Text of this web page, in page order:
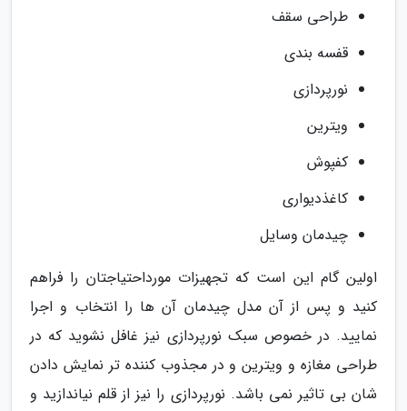
طراحی سقف
قفسه بندی
نورپردازی
ویترین
کفپوش
کاغذدیواری
چیدمان وسایل
اولین گام این است که تجهیزات مورداحتیاجتان را فراهم
کنید و پس از آن مدل چیدمان آن ها را انتخاب و اجرا
نمایید. در خصوص سبک نورپردازی نیز غافل نشوید که در
طراحی مغازه و ویترین و در مجذوب کننده تر نمایش دادن
شان بی تاثیر نمی باشد. نورپردازی را نیز از قلم نیاندازید و